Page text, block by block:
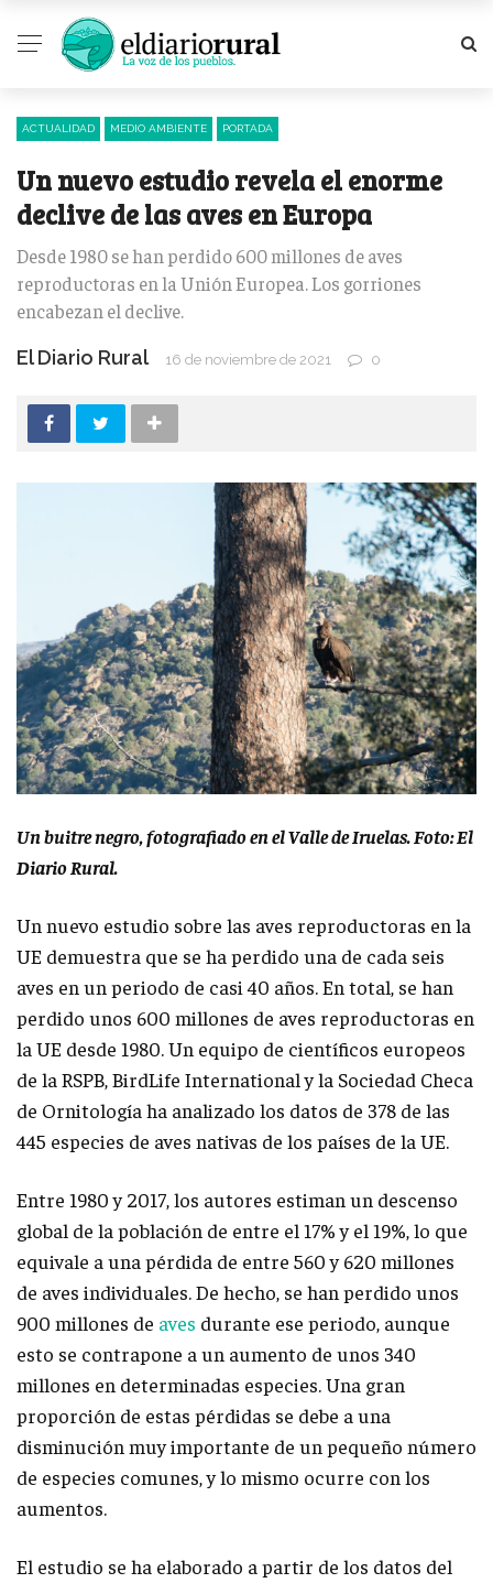
ACTUALIDAD MEDIO AMBIENTE PORTADA
Un nuevo estudio revela el enorme
declive de las aves en Europa
Desde 1980 se han perdido 600 millones de aves
reproductoras en la Unión Europea. Los gorriones
encabezan el declive.
El Diario Rural 16 de noviembre de 2021 0
Un buitre negro, fotografiado en el Valle de Iruelas. Foto: El
Diario Rural.
Un nuevo estudio sobre las aves reproductoras en la
UE demuestra que se ha perdido una de cada seis
aves en un periodo de casi 40 años. En total, se han
perdido unos 600 millones de aves reproductoras en
la UE desde 1980. Un equipo de científicos europeos
de la RSPB, BirdLife International y la Sociedad Checa
de Ornitología ha analizado los datos de 378 de las
445 especies de aves nativas de los países de la UE.
Entre 1980 y 2017, los autores estiman un descenso
global de la población de entre el 17% y el 19%, lo que
equivale a una pérdida de entre 560 y 620 millones
de aves individuales. De hecho, se han perdido unos
900 millones de aves durante ese periodo, aunque
esto se contrapone a un aumento de unos 340
millones en determinadas especies. Una gran
proporción de estas pérdidas se debe a una
disminución muy importante de un pequeño número
de especies comunes, y lo mismo ocurre con los
aumentos.
El estudio se ha elaborado a partir de los datos del